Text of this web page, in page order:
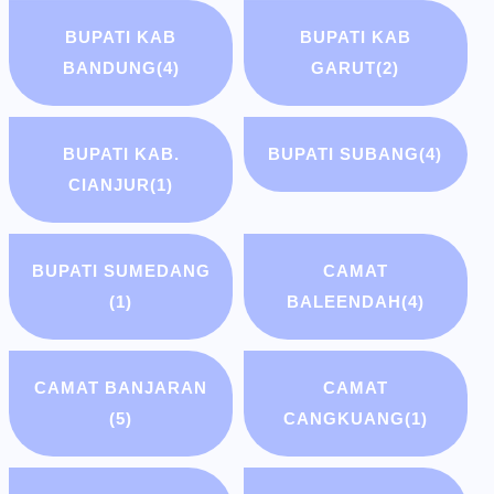
BUPATI KAB
BANDUNG(4)
BUPATI KAB
GARUT(2)
BUPATI KAB.
CIANJUR(1)
BUPATI SUBANG(4)
BUPATI SUMEDANG
(1)
CAMAT
BALEENDAH(4)
CAMAT BANJARAN
(5)
CAMAT
CANGKUANG(1)